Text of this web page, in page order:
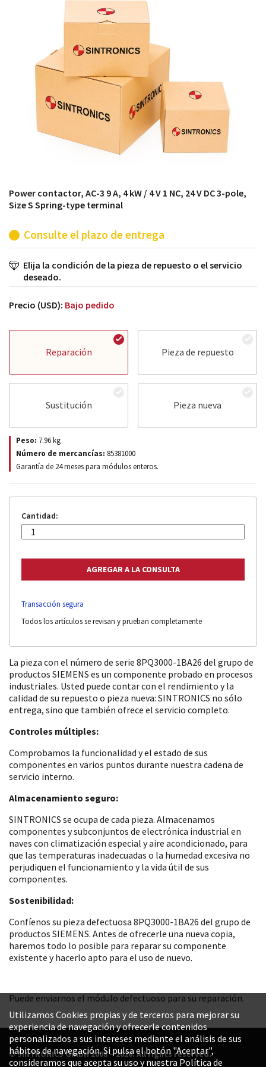
módulos antiguos a un alto nivel técnico o sustitución
de módulos descontinuados por módulos del propio
Power contactor, AC-3 9 A, 4 kW / 4 V 1 NC, 24 V DC 3-pole,
Size S Spring-type terminal
Consulte el plazo de entrega
Elija la condición de la pieza de repuesto o el servicio
deseado.
Precio (USD): Bajo pedido
Reparación Pieza de repuesto
Sustitución Pieza nueva
Peso: 7.96kg
Número de mercancías: 85381000
Garantía de 24 meses para módulos enteros.
Cantidad:
Transacción segura
Todos los artículos se revisan y prueban completamente
La pieza con el número de serie 8PQ3000-1BA26 del grupo de
productos SIEMENS es un componente probado en procesos
industriales. Usted puede contar con el rendimiento y la
calidad de su repuesto o pieza nueva: SINTRONICS no sólo
entrega, sino que también ofrece el servicio completo.
Controles múltiples:
Comprobamos la funcionalidad y el estado de sus
componentes en varios puntos durante nuestra cadena de
servicio interno.
Almacenamiento seguro:
SINTRONICS se ocupa de cada pieza. Almacenamos
componentes y subconjuntos de electrónica industrial en
naves con climatización especial y aire acondicionado, para
que las temperaturas inadecuadas o la humedad excesiva no
perjudiquen el funcionamiento y la vida útil de sus
componentes.
Sostenibilidad:
Confíenos su pieza defectuosa 8PQ3000-1BA26 del grupo de
productos SIEMENS. Antes de ofrecerle una nueva copia,
haremos todo lo posible para reparar su componente
existente y hacerlo apto para el uso de nuevo.
Puede enviarnos el módulo defectuoso para su reparación.
© SINTRONICS GmbH 2008 – 2026. All rights reserved.
Utilizamos Cookies propias y de terceros para mejorar su
experiencia de navegación y ofrecerle contenidos
personalizados a sus intereses mediante el análisis de sus
hábitos de navegación. Si pulsa el botón "Aceptar",
consideramos que acepta su uso y nuestra Política de